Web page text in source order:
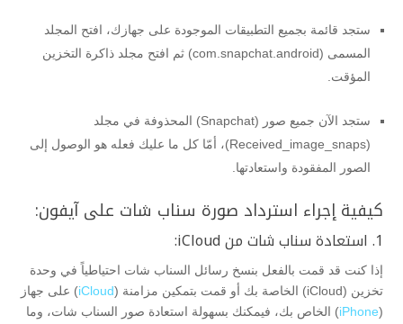
ستجد قائمة بجميع التطبيقات الموجودة على جهازك، افتح المجلد
المسمى (com.snapchat.android) ثم افتح مجلد ذاكرة التخزين
المؤقت.
ستجد الآن جميع صور (Snapchat) المحذوفة في مجلد
(Received_image_snaps)، أمّا كل ما عليك فعله هو الوصول إلى
الصور المفقودة واستعادتها.
كيفية إجراء استرداد صورة سناب شات على آيفون:
1. استعادة سناب شات من iCloud:
إذا كنت قد قمت بالفعل بنسخ رسائل السناب شات احتياطياً في وحدة
تخزين (iCloud) الخاصة بك أو قمت بتمكين مزامنة (
iCloud) على جهاز
(
iPhone) الخاص بك، فيمكنك بسهولة استعادة صور السناب شات، وما